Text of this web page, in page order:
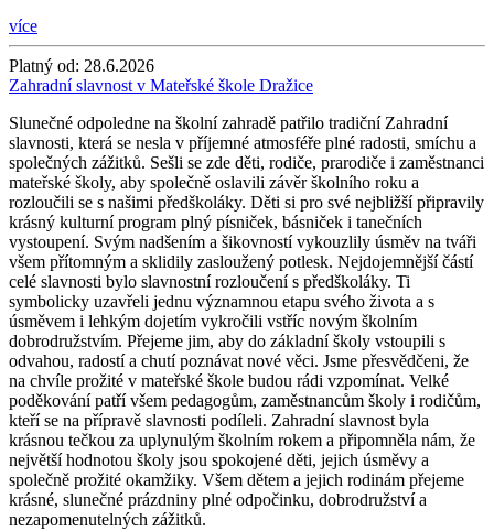
více
Platný od: 28.6.2026
Zahradní slavnost v Mateřské škole Dražice
Slunečné odpoledne na školní zahradě patřilo tradiční Zahradní
slavnosti, která se nesla v příjemné atmosféře plné radosti, smíchu a
společných zážitků. Sešli se zde děti, rodiče, prarodiče i zaměstnanci
mateřské školy, aby společně oslavili závěr školního roku a
rozloučili se s našimi předškoláky. Děti si pro své nejbližší připravily
krásný kulturní program plný písniček, básniček i tanečních
vystoupení. Svým nadšením a šikovností vykouzlily úsměv na tváři
všem přítomným a sklidily zasloužený potlesk. Nejdojemnější částí
celé slavnosti bylo slavnostní rozloučení s předškoláky. Ti
symbolicky uzavřeli jednu významnou etapu svého života a s
úsměvem i lehkým dojetím vykročili vstříc novým školním
dobrodružstvím. Přejeme jim, aby do základní školy vstoupili s
odvahou, radostí a chutí poznávat nové věci. Jsme přesvědčeni, že
na chvíle prožité v mateřské škole budou rádi vzpomínat. Velké
poděkování patří všem pedagogům, zaměstnancům školy i rodičům,
kteří se na přípravě slavnosti podíleli. Zahradní slavnost byla
krásnou tečkou za uplynulým školním rokem a připomněla nám, že
největší hodnotou školy jsou spokojené děti, jejich úsměvy a
společně prožité okamžiky. Všem dětem a jejich rodinám přejeme
krásné, slunečné prázdniny plné odpočinku, dobrodružství a
nezapomenutelných zážitků.